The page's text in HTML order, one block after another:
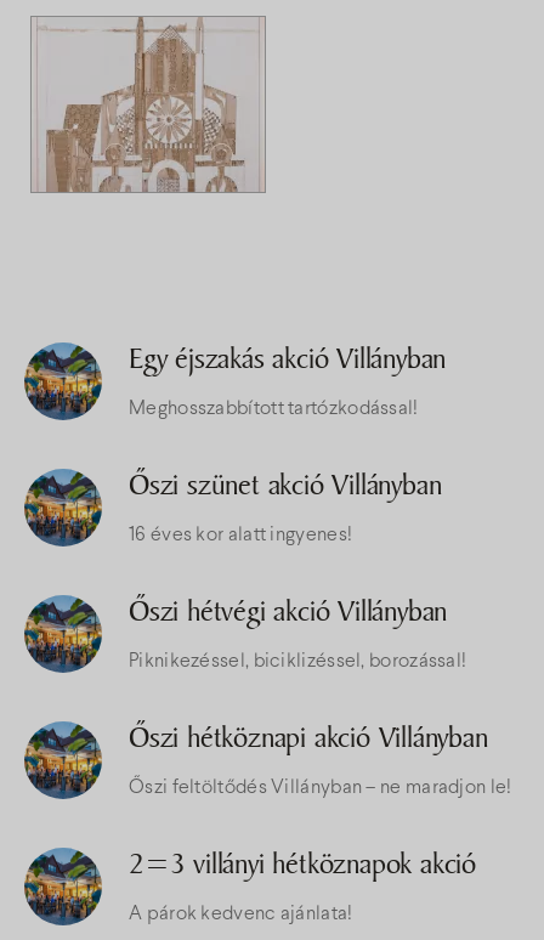
Egy éjszakás akció Villányban
Meghosszabbított tartózkodással!
Őszi szünet akció Villányban
16 éves kor alatt ingyenes!
Őszi hétvégi akció Villányban
Piknikezéssel, biciklizéssel, borozással!
Őszi hétköznapi akció Villányban
Őszi feltöltődés Villányban – ne maradjon le!
2=3 villányi hétköznapok akció
A párok kedvenc ajánlata!